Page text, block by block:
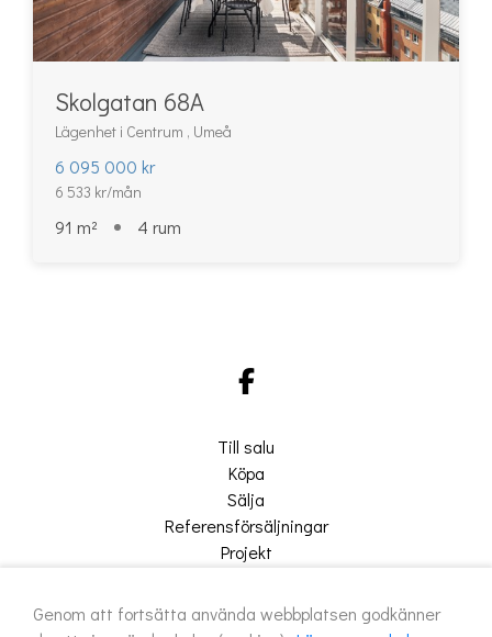
Skolgatan 68A
Lägenhet i Centrum , Umeå
6 095 000 kr
6 533 kr/mån
91 m² 4 rum
Till salu
Köpa
Sälja
Referensförsäljningar
Projekt
Genom att fortsätta använda webbplatsen godkänner